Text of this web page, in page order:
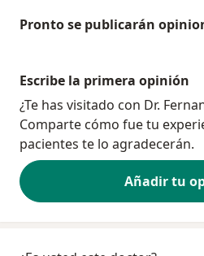
Pronto se publicarán
Escribe la primera opinión
¿Te has visitado con Dr.
Comparte cómo fue tu
pacientes te lo agradecerán.
Añadir tu